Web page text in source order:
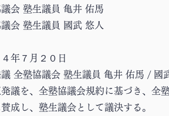
会 塾生議員 亀井 佑馬
会 塾生議員 國武 悠人
４年７月２０日
全塾協議会 塾生議員 亀井 佑馬 / 國
議を、全塾協議会規約に基づき、全
成し、塾生議会として議決する。